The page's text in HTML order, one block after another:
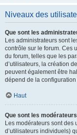
Niveaux des
Que sont les
Les administrateurs sont
contrôle sur le forum. Ces
du forum, telles que les
d’utilisateurs, la création
peuvent également être
dépend de la
Haut
Que sont les
Les modérateurs sont
d’utilisateurs individuels)